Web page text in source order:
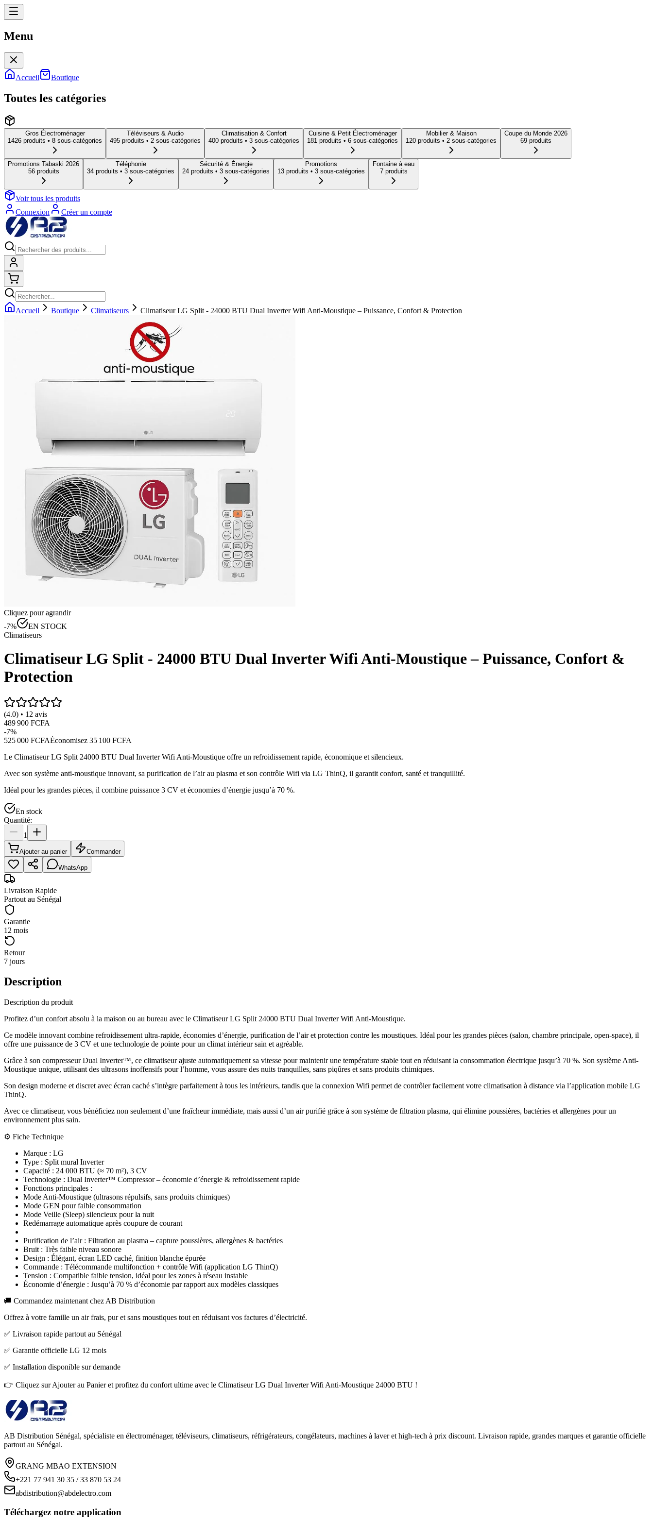
Menu
Accueil Boutique
Toutes les catégories
Gros Électroménager
1426 produits • 8 sous-catégories
Téléviseurs & Audio
495 produits • 2 sous-catégories
Climatisation & Confort
400 produits • 3 sous-catégories
Cuisine & Petit Électroménager
181 produits • 6 sous-catégories
Mobilier & Maison
120 produits • 2 sous-catégories
Coupe du Monde 2026
69 produits
Promotions Tabaski 2026
56produits
Téléphonie
34 produits • 3 sous-catégories
Sécurité & Énergie
24 produits • 3 sous-catégories
Promotions
13 produits • 3 sous-catégories
Fontaine à eau
7produits
Voir tous les produits
Connexion
Créer un compte
Accueil Boutique Climatiseurs Climatiseur LG Split - 24000 BTU Dual Inverter Wifi Anti-Moustique – Puissance, Confort & Protection
Cliquez pour agrandir
-7%
EN STOCK
Climatiseurs
Climatiseur LG Split - 24000 BTU Dual Inverter Wifi Anti-Moustique – Puissance, Confort &
Protection
(4.0) • 12 avis
489 900 FCFA
-7%
525 000 FCFAÉconomisez 35 100 FCFA
Le Climatiseur LG Split 24000 BTU Dual Inverter Wifi Anti-Moustique offre un refroidissement rapide, économique et silencieux.
Avec son système anti-moustique innovant, sa purification de l’air au plasma et son contrôle Wifi via LG ThinQ, il garantit confort, santé et tranquillité.
Idéal pour les grandes pièces, il combine puissance 3 CV et économies d’énergie jusqu’à 70 %.
En stock
Quantité:
1
Ajouter au panier Commander
WhatsApp
Livraison Rapide
Partout au Sénégal
Garantie
12 mois
Retour
7 jours
Description
Description du produit
Profitez d’un confort absolu à la maison ou au bureau avec le Climatiseur LG Split 24000 BTU Dual Inverter Wifi Anti-Moustique.
Ce modèle innovant combine refroidissement ultra-rapide, économies d’énergie, purification de l’air et protection contre les moustiques. Idéal pour les grandes pièces (salon, chambre principale, open-space), il
offre une puissance de 3 CV et une technologie de pointe pour un climat intérieur sain et agréable.
Grâce à son compresseur Dual Inverter™, ce climatiseur ajuste automatiquement sa vitesse pour maintenir une température stable tout en réduisant la consommation électrique jusqu’à 70 %. Son système Anti-
Moustique unique, utilisant des ultrasons inoffensifs pour l’homme, vous assure des nuits tranquilles, sans piqûres et sans produits chimiques.
Son design moderne et discret avec écran caché s’intègre parfaitement à tous les intérieurs, tandis que la connexion Wifi permet de contrôler facilement votre climatisation à distance via l’application mobile LG
ThinQ.
Avec ce climatiseur, vous bénéficiez non seulement d’une fraîcheur immédiate, mais aussi d’un air purifié grâce à son système de filtration plasma, qui élimine poussières, bactéries et allergènes pour un
environnement plus sain.
⚙️ Fiche Technique
Marque : LG
Type : Split mural Inverter
Capacité : 24 000 BTU (≈ 70 m²), 3 CV
Technologie : Dual Inverter™ Compressor – économie d’énergie & refroidissement rapide
Fonctions principales :
Mode Anti-Moustique (ultrasons répulsifs, sans produits chimiques)
Mode GEN pour faible consommation
Mode Veille (Sleep) silencieux pour la nuit
Redémarrage automatique après coupure de courant
Purification de l’air : Filtration au plasma – capture poussières, allergènes & bactéries
Bruit : Très faible niveau sonore
Design : Élégant, écran LED caché, finition blanche épurée
Commande : Télécommande multifonction + contrôle Wifi (application LG ThinQ)
Tension : Compatible faible tension, idéal pour les zones à réseau instable
Économie d’énergie : Jusqu’à 70 % d’économie par rapport aux modèles classiques
🚚 Commandez maintenant chez AB Distribution
Offrez à votre famille un air frais, pur et sans moustiques tout en réduisant vos factures d’électricité.
✅ Livraison rapide partout au Sénégal
✅ Garantie officielle LG 12 mois
✅ Installation disponible sur demande
👉 Cliquez sur Ajouter au Panier et profitez du confort ultime avec le Climatiseur LG Dual Inverter Wifi Anti-Moustique 24000 BTU !
AB Distribution Sénégal, spécialiste en électroménager, téléviseurs, climatiseurs, réfrigérateurs, congélateurs, machines à laver et high-tech à prix discount. Livraison rapide, grandes marques et garantie officielle
partout au Sénégal.
GRANG MBAO EXTENSION
+221 77 941 30 35 / 33 870 53 24
abdistribution@abdelectro.com
Téléchargez notre application